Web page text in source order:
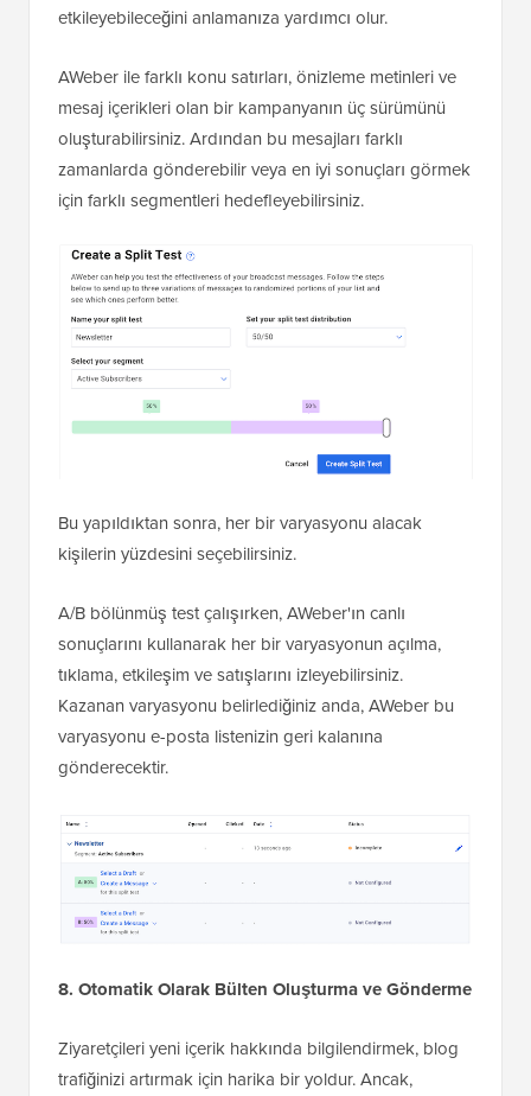
etkileyebileceğini anlamanıza yardımcı olur.
AWeber ile farklı konu satırları, önizleme metinleri ve
mesaj içerikleri olan bir kampanyanın üç sürümünü
oluşturabilirsiniz. Ardından bu mesajları farklı
zamanlarda gönderebilir veya en iyi sonuçları görmek
için farklı segmentleri hedefleyebilirsiniz.
Bu yapıldıktan sonra, her bir varyasyonu alacak
kişilerin yüzdesini seçebilirsiniz.
A/B bölünmüş test çalışırken, AWeber'ın canlı
sonuçlarını kullanarak her bir varyasyonun açılma,
tıklama, etkileşim ve satışlarını izleyebilirsiniz.
Kazanan varyasyonu belirlediğiniz anda, AWeber bu
varyasyonu e-posta listenizin geri kalanına
gönderecektir.
8. Otomatik Olarak Bülten Oluşturma ve Gönderme
Ziyaretçileri yeni içerik hakkında bilgilendirmek, blog
trafiğinizi artırmak için harika bir yoldur. Ancak,